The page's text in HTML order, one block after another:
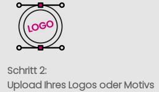
Schritt 2:
Upload Ihres Logos oder Motivs